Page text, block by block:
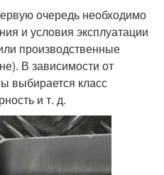
очередь необходимо
и условия эксплуатации
производственные
В зависимости от
выбирается класс
и т. д.